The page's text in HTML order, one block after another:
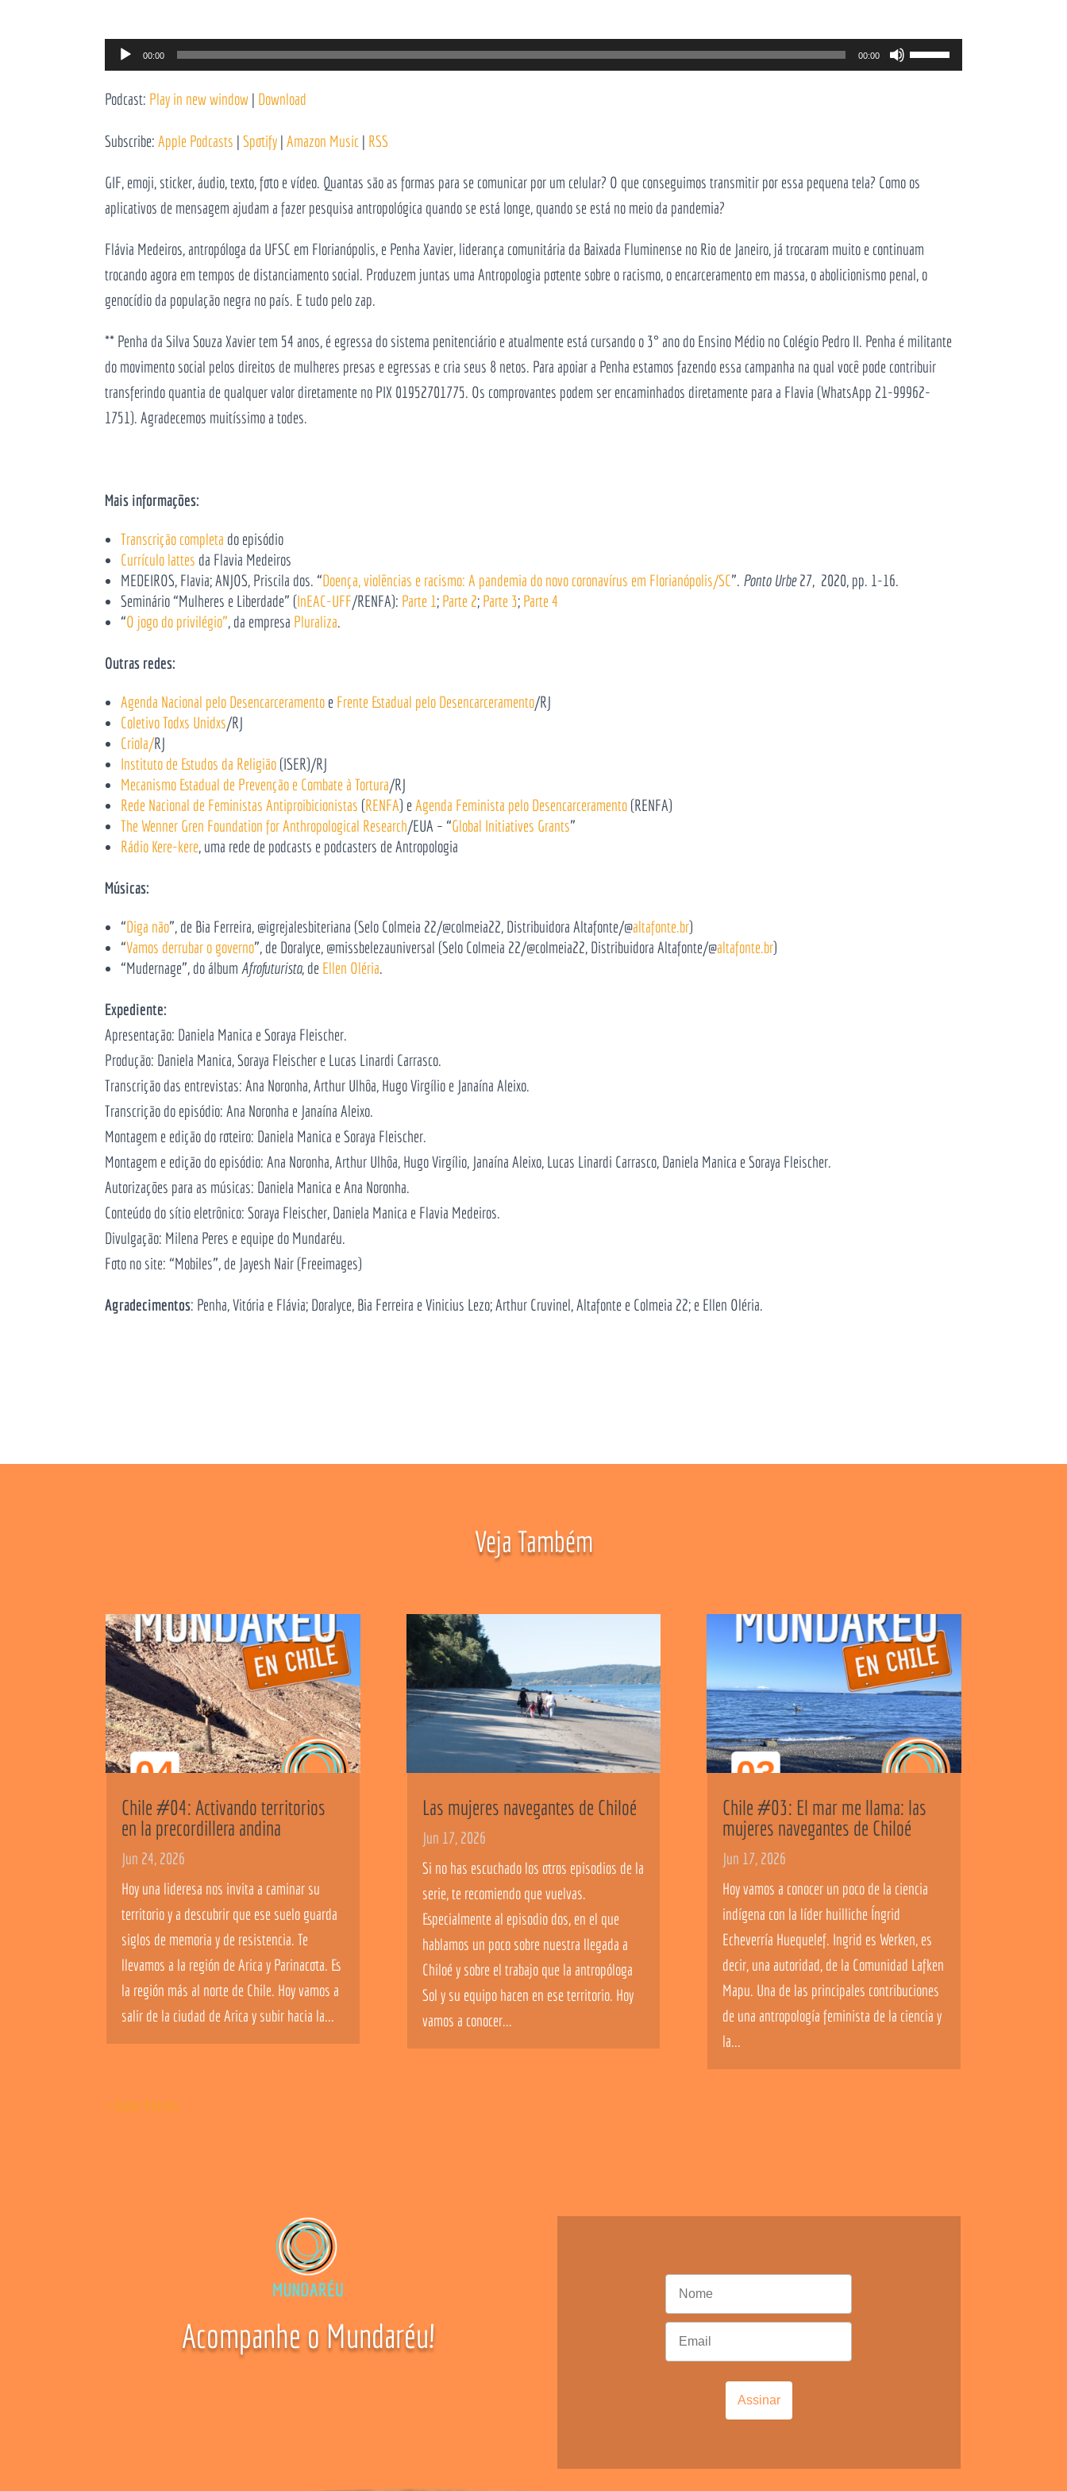
Reprodutor
de
áudio
00:00 00:00
Use
as
aumentar
o
volume.
Podcast: Play in new window | Download
Subscribe: Apple Podcasts | Spotify | Amazon Music | RSS
GIF, emoji, sticker, áudio, texto, foto e vídeo. Quantas são as formas para se comunicar por um celular? O que conseguimos transmitir por essa pequena tela? Como os
aplicativos de mensagem ajudam a fazer pesquisa antropológica quando se está longe, quando se está no meio da pandemia?
Flávia Medeiros, antropóloga da UFSC em Florianópolis, e Penha Xavier, liderança comunitária da Baixada Fluminense no Rio de Janeiro, já trocaram muito e continuam
trocando agora em tempos de distanciamento social. Produzem juntas uma Antropologia potente sobre o racismo, o encarceramento em massa, o abolicionismo penal, o
genocídio da população negra no país. E tudo pelo zap.
** Penha da Silva Souza Xavier tem 54 anos, é egressa do sistema penitenciário e atualmente está cursando o 3° ano do Ensino Médio no Colégio Pedro II. Penha é militante
do movimento social pelos direitos de mulheres presas e egressas e cria seus 8 netos. Para apoiar a Penha estamos fazendo essa campanha na qual você pode contribuir
transferindo quantia de qualquer valor diretamente no PIX 01952701775. Os comprovantes podem ser encaminhados diretamente para a Flavia (WhatsApp 21-99962-
1751). Agradecemos muitíssimo a todes.
Mais informações:
Transcrição completa do episódio
Currículo lattes da Flavia Medeiros
MEDEIROS, Flavia; ANJOS, Priscila dos. “Doença, violências e racismo: A pandemia do novo coronavírus em Florianópolis/SC”. Ponto Urbe27, 2020, pp. 1-16.
Seminário “Mulheres e Liberdade” (InEAC-UFF/RENFA): Parte 1; Parte 2; Parte 3; Parte 4
“O jogo do privilégio”, da empresa Pluraliza.
Outras redes:
Agenda Nacional pelo Desencarceramento e Frente Estadual pelo Desencarceramento/RJ
Coletivo Todxs Unidxs/RJ
Criola/RJ
Instituto de Estudos da Religião (ISER)/RJ
Mecanismo Estadual de Prevenção e Combate à Tortura/RJ
Rede Nacional de Feministas Antiproibicionistas (RENFA) e Agenda Feminista pelo Desencarceramento (RENFA)
The Wenner Gren Foundation for Anthropological Research/EUA – “Global Initiatives Grants”
Rádio Kere-kere, uma rede de podcasts e podcasters de Antropologia
Músicas:
“Diga não”, de Bia Ferreira, @igrejalesbiteriana (Selo Colmeia 22/@colmeia22, Distribuidora Altafonte/@altafonte.br)
“Vamos derrubar o governo”, de Doralyce, @missbelezauniversal (Selo Colmeia 22/@colmeia22, Distribuidora Altafonte/@altafonte.br)
“Mudernage”, do álbum Afrofuturista, de Ellen Oléria.
Expediente:
Apresentação: Daniela Manica e Soraya Fleischer.
Produção: Daniela Manica, Soraya Fleischer e Lucas Linardi Carrasco.
Transcrição das entrevistas: Ana Noronha, Arthur Ulhôa, Hugo Virgílio e Janaína Aleixo.
Transcrição do episódio: Ana Noronha e Janaína Aleixo.
Montagem e edição do roteiro: Daniela Manica e Soraya Fleischer.
Montagem e edição do episódio: Ana Noronha, Arthur Ulhôa, Hugo Virgílio, Janaína Aleixo, Lucas Linardi Carrasco, Daniela Manica e Soraya Fleischer.
Autorizações para as músicas: Daniela Manica e Ana Noronha.
Conteúdo do sítio eletrônico: Soraya Fleischer, Daniela Manica e Flavia Medeiros.
Divulgação: Milena Peres e equipe do Mundaréu.
Foto no site: “Mobiles”, de Jayesh Nair (Freeimages)
Agradecimentos: Penha, Vitória e Flávia; Doralyce, Bia Ferreira e Vinicius Lezo; Arthur Cruvinel, Altafonte e Colmeia 22; e Ellen Oléria.
Veja Também
Chile #04: Activando territorios
en la precordillera andina
Jun 24, 2026
Hoy una lideresa nos invita a caminar su
territorio y a descubrir que ese suelo guarda
siglos de memoria y de resistencia. Te
llevamos a la región de Arica y Parinacota. Es
la región más al norte de Chile. Hoy vamos a
salir de la ciudad de Arica y subir hacia la...
Las mujeres navegantes de Chiloé
Jun 17, 2026
Si no has escuchado los otros episodios de la
serie, te recomiendo que vuelvas.
Especialmente al episodio dos, en el que
hablamos un poco sobre nuestra llegada a
Chiloé y sobre el trabajo que la antropóloga
Sol y su equipo hacen en ese territorio. Hoy
vamos a conocer...
Chile #03: El mar me llama: las
mujeres navegantes de Chiloé
Jun 17, 2026
Hoy vamos a conocer un poco de la ciencia
indígena con la líder huilliche Íngrid
Echeverría Huequelef. Ingrid es Werken, es
decir, una autoridad, de la Comunidad Lafken
Mapu. Una de las principales contribuciones
de una antropología feminista de la ciencia y
la...
« Older Entries
Acompanhe o Mundaréu!